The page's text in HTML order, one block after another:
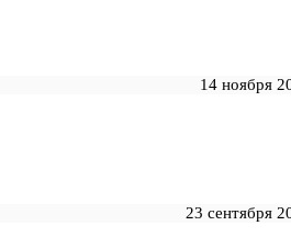
14 ноября
23 сентября